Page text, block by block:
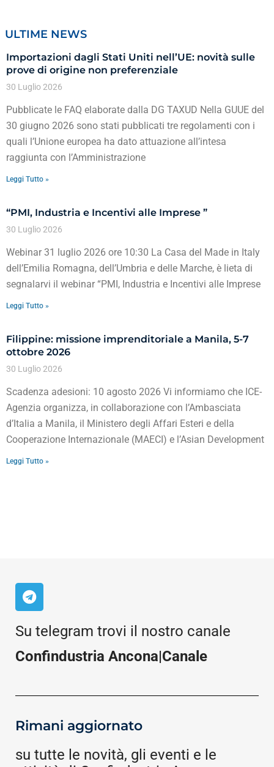
ULTIME NEWS
Importazioni dagli Stati Uniti nell’UE: novità sulle
prove di origine non preferenziale
30 Luglio 2026
Pubblicate le FAQ elaborate dalla DG TAXUD Nella GUUE del
30 giugno 2026 sono stati pubblicati tre regolamenti con i
quali l’Unione europea ha dato attuazione all’intesa
raggiunta con l’Amministrazione
Leggi Tutto »
“PMI, Industria e Incentivi alle Imprese ”
30 Luglio 2026
Webinar 31 luglio 2026 ore 10:30 La Casa del Made in Italy
dell’Emilia Romagna, dell’Umbria e delle Marche, è lieta di
segnalarvi il webinar “PMI, Industria e Incentivi alle Imprese
Leggi Tutto »
Filippine: missione imprenditoriale a Manila, 5-7
ottobre 2026
30 Luglio 2026
Scadenza adesioni: 10 agosto 2026 Vi informiamo che ICE-
Agenzia organizza, in collaborazione con l’Ambasciata
d’Italia a Manila, il Ministero degli Affari Esteri e della
Cooperazione Internazionale (MAECI) e l’Asian Development
Leggi Tutto »
Su telegram trovi il nostro canale
Confindustria Ancona|Canale
Rimani aggiornato
su tutte le novità, gli eventi e le